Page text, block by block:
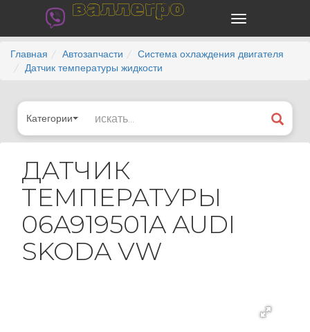
валлегро
Главная Автозапчасти
Система охлаждения двигателя
Датчик температуры жидкости
Категории
ДАТЧИК
ТЕМПЕРАТУРЫ
06A919501A AUDI
SKODA VW